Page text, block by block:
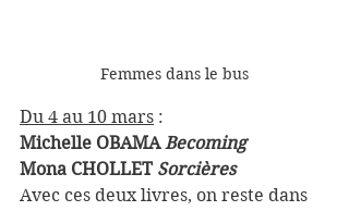
Femmes dans le bus
Du 4 au 10 mars :
Michelle OBAMA Becoming
Mona CHOLLET Sorcières
Avec ces deux livres, on reste dans